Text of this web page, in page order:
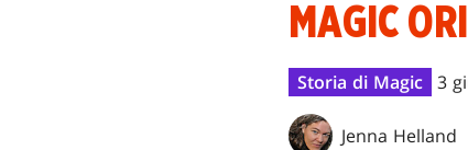
MAGIC
Storia di Magic 3
Jenna Helland